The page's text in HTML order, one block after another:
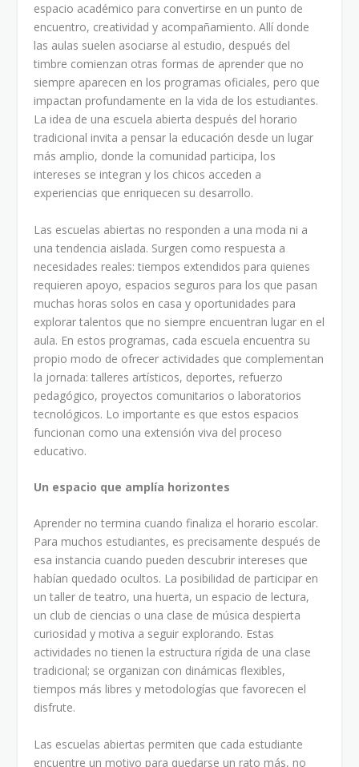
espacio académico para convertirse en un punto de
encuentro, creatividad y acompañamiento. Allí donde
las aulas suelen asociarse al estudio, después del
timbre comienzan otras formas de aprender que no
siempre aparecen en los programas oficiales, pero que
impactan profundamente en la vida de los estudiantes.
La idea de una escuela abierta después del horario
tradicional invita a pensar la educación desde un lugar
más amplio, donde la comunidad participa, los
intereses se integran y los chicos acceden a
experiencias que enriquecen su desarrollo.
Las escuelas abiertas no responden a una moda ni a
una tendencia aislada. Surgen como respuesta a
necesidades reales: tiempos extendidos para quienes
requieren apoyo, espacios seguros para los que pasan
muchas horas solos en casa y oportunidades para
explorar talentos que no siempre encuentran lugar en el
aula. En estos programas, cada escuela encuentra su
propio modo de ofrecer actividades que complementan
la jornada: talleres artísticos, deportes, refuerzo
pedagógico, proyectos comunitarios o laboratorios
tecnológicos. Lo importante es que estos espacios
funcionan como una extensión viva del proceso
educativo.
Un espacio que amplía horizontes
Aprender no termina cuando finaliza el horario escolar.
Para muchos estudiantes, es precisamente después de
esa instancia cuando pueden descubrir intereses que
habían quedado ocultos. La posibilidad de participar en
un taller de teatro, una huerta, un espacio de lectura,
un club de ciencias o una clase de música despierta
curiosidad y motiva a seguir explorando. Estas
actividades no tienen la estructura rígida de una clase
tradicional; se organizan con dinámicas flexibles,
tiempos más libres y metodologías que favorecen el
disfrute.
Las escuelas abiertas permiten que cada estudiante
encuentre un motivo para quedarse un rato más, no